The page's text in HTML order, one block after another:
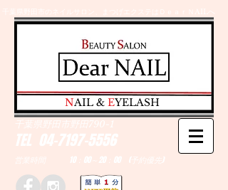
千葉県野田市のネイルサロン、まつげエクステはＤｅａｒＮAILへ
TEL 04-7197-5556
営業時間 10：00～20：00 (予約優先)
千葉県野田市野田790-1
​NAIL & EYELASH